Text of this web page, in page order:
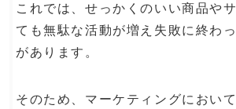
これでは、せっかくのいい商品や
ても無駄な活動が増え失敗に終わ
があります。
そのため、マーケティングにおい